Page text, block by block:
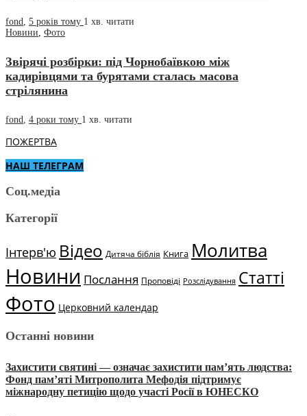
fond 5 років тому 1 хв. читати
Новини Фото
Звірячі розбірки: під Чорнобаївкою між
кадирівцями та бурятами сталась масова
стрілянина
fond 4 роки тому 1 хв. читати
ПОЖЕРТВА
НАШ ТЕЛЕГРАМ
Соц.медіа
Категорії
Інтерв'ю Відео Дитяча біблія Книга Молитва
Новини Послання Проповіді Розслідування Статті
Фото Церковний календар
Останні новини
Захистити святині — означає захистити пам’ять людства:
Фонд пам’яті Митрополита Мефодія підтримує
міжнародну петицію щодо участі Росії в ЮНЕСКО